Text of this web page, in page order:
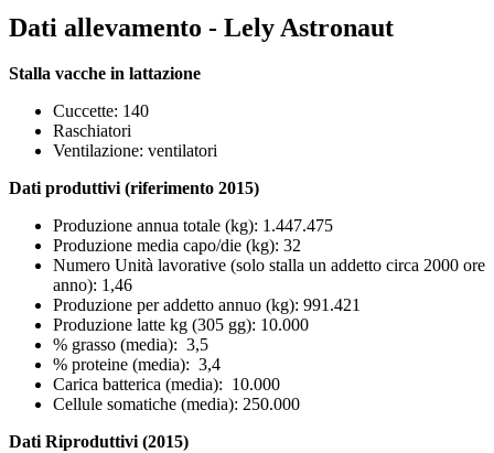
Dati allevamento - Lely Astronaut
Stalla vacche in lattazione
Cuccette: 140
Raschiatori
Ventilazione: ventilatori
Dati produttivi (riferimento 2015)
Produzione annua totale (kg): 1.447.475
Produzione media capo/die (kg): 32
Numero Unità lavorative (solo stalla un addetto circa 2000 ore
anno): 1,46
Produzione per addetto annuo (kg): 991.421
Produzione latte kg (305 gg): 10.000
% grasso (media): 3,5
% proteine (media): 3,4
Carica batterica (media): 10.000
Cellule somatiche (media): 250.000
Dati Riproduttivi (2015)